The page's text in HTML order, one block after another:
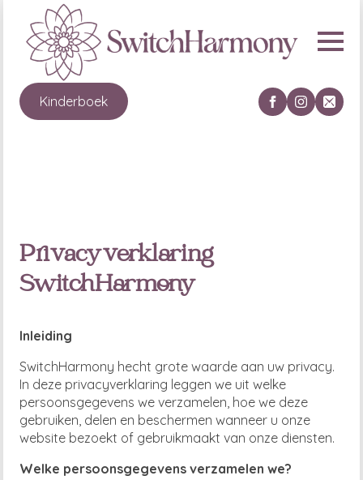
Kinderboek
Privacyverklaring
SwitchHarmony
Inleiding
SwitchHarmony hecht grote waarde aan uw privacy.
In deze privacyverklaring leggen we uit welke
persoonsgegevens we verzamelen, hoe we deze
gebruiken, delen en beschermen wanneer u onze
website bezoekt of gebruikmaakt van onze diensten.
Welke persoonsgegevens verzamelen we?